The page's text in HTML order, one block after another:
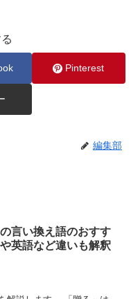
Pinterest
編集部
の言い換え語のおすす
英語など違いも解釈